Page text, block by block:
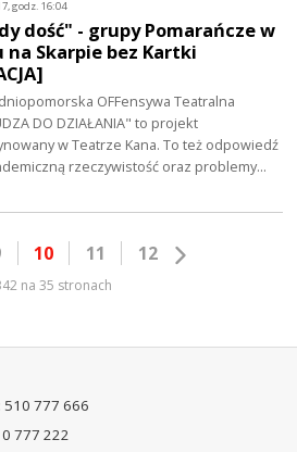
godz. 16:04
dość" - grupy Pomarańcze w
na Skarpie bez Kartki
OFFensywa Teatralna
DO DZIAŁANIA" to projekt
w Teatrze Kana. To też odpowiedź
rzeczywistość oraz problemy…
10 11 12
na 35 stronach
510 777 666
777 222